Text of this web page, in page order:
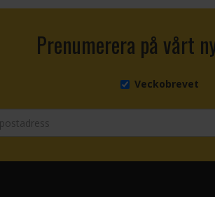
Prenumerera på vårt
Veckobrevet